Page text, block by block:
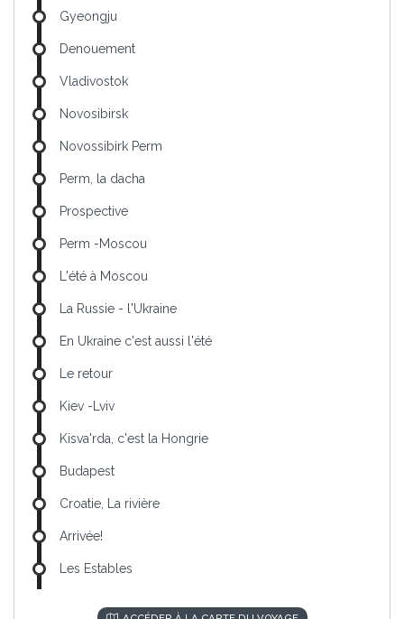
Gyeongju
Denouement
Vladivostok
Novosibirsk
Novossibirk Perm
Perm, la dacha
Prospective
Perm -Moscou
L'été à Moscou
La Russie - l'Ukraine
En Ukraine c'est aussi l'été
Le retour
Kiev -Lviv
Kisva'rda, c'est la Hongrie
Budapest
Croatie, La rivière
Arrivée!
Les Estables